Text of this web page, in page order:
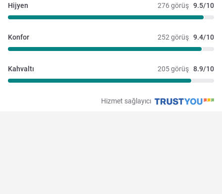
276 görüş 9.5/10
Hijyen
252 görüş 9.4/10
Konfor
205 görüş 8.9/10
Kahvaltı
Hizmet sağlayıcı